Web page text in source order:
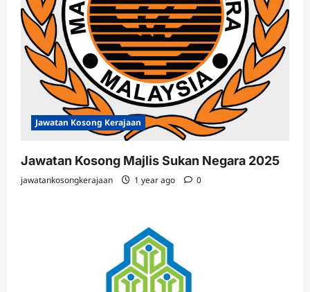
Jawatan Kosong Kerajaan
Jawatan Kosong Majlis Sukan Negara 2025
jawatankosongkerajaan 1 year ago 0